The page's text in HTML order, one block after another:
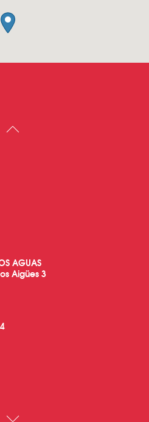
AGUAS
Aigües 3